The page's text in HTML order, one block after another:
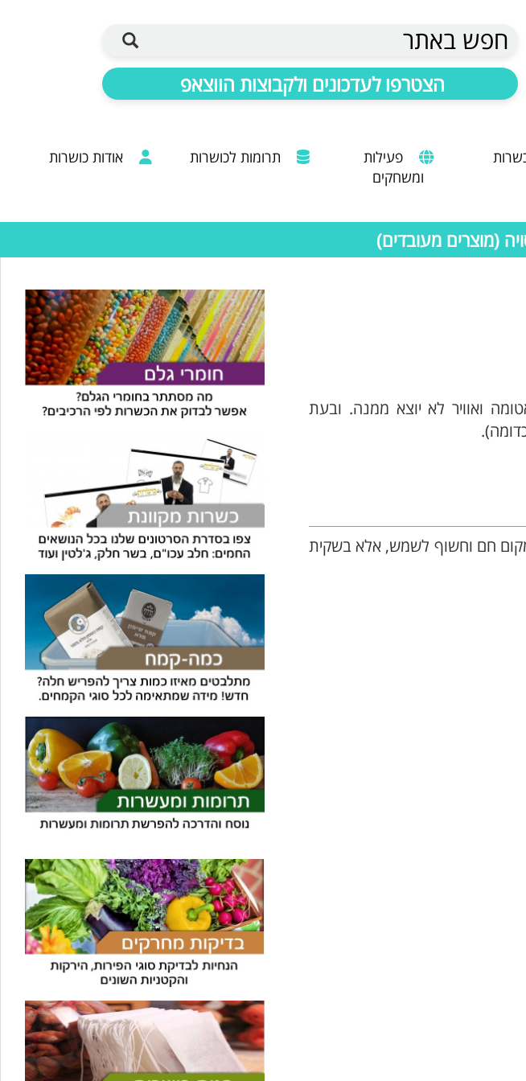
חפש באתר
הצטרפו לעדכונים ולקבוצות הווצאפ
פעילות
ומשחקים
תרומות לכושרות אודות כושרות
(מוצרים מעובדים)
ואוויר לא יוצא ממנה. ובעת
חם וחשוף לשמש, אלא בשקית
עוזר הכשרות של כושרות
🪲 בדיקת חרקים
חרקים בפירות, ירקות וקטניות